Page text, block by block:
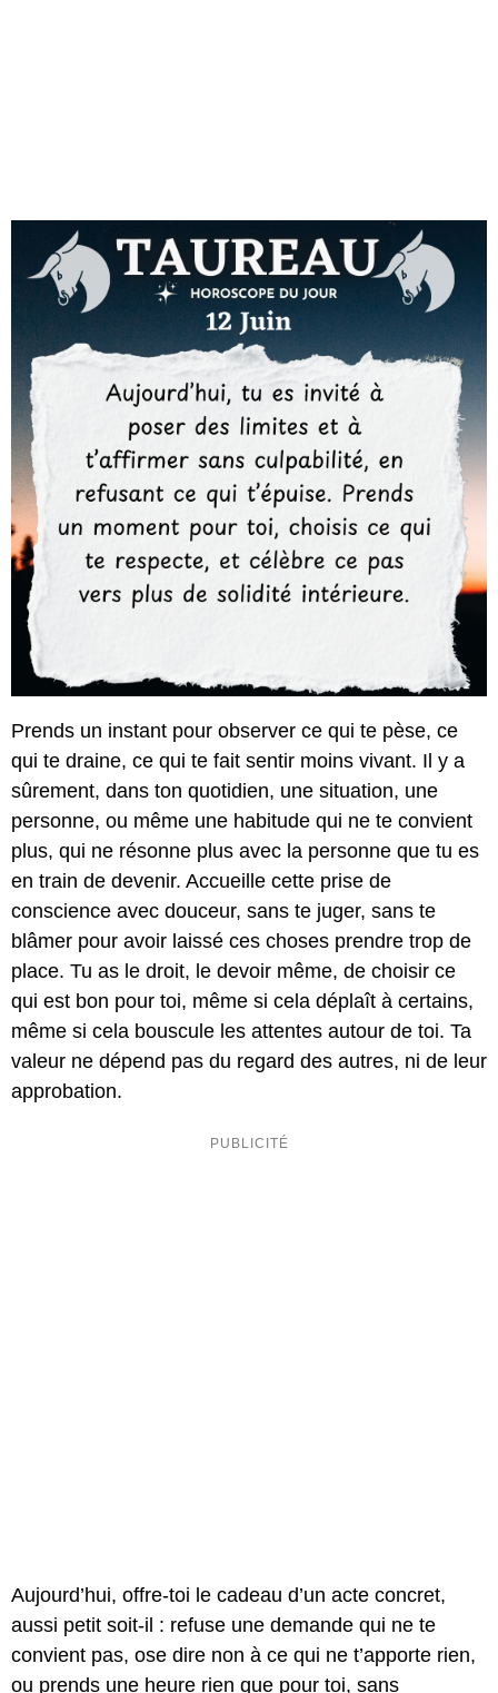
Prends un instant pour observer ce qui te pèse, ce
qui te draine, ce qui te fait sentir moins vivant. Il y a
sûrement, dans ton quotidien, une situation, une
personne, ou même une habitude qui ne te convient
plus, qui ne résonne plus avec la personne que tu es
en train de devenir. Accueille cette prise de
conscience avec douceur, sans te juger, sans te
blâmer pour avoir laissé ces choses prendre trop de
place. Tu as le droit, le devoir même, de choisir ce
qui est bon pour toi, même si cela déplaît à certains,
même si cela bouscule les attentes autour de toi. Ta
valeur ne dépend pas du regard des autres, ni de leur
approbation.
Aujourd’hui, offre-toi le cadeau d’un acte concret,
aussi petit soit-il : refuse une demande qui ne te
convient pas, ose dire non à ce qui ne t’apporte rien,
ou prends une heure rien que pour toi, sans